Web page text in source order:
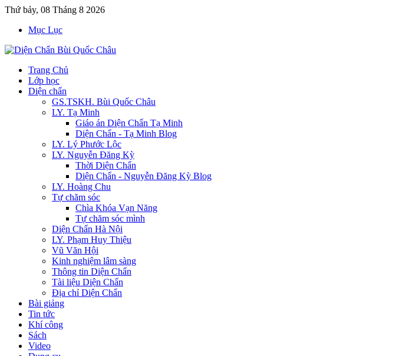
Thứ bảy, 08 Tháng 8 2026
Mục Lục
Trang Chủ
Lớp học
Diện chẩn
GS.TSKH. Bùi Quốc Châu
LY. Tạ Minh
Giáo án Diện Chẩn Tạ Minh
Diện Chẩn - Tạ Minh Blog
LY. Lý Phước Lộc
LY. Nguyễn Đăng Kỳ
Thời Diện Chẩn
Diện Chẩn - Nguyễn Đăng Kỳ Blog
LY. Hoàng Chu
Tự chăm sóc
Chìa Khóa Vạn Năng
Tự chăm sóc mình
Diện Chẩn Hà Nội
LY. Phạm Huy Thiệu
Vũ Văn Hội
Kinh nghiệm lâm sàng
Thông tin Diện Chẩn
Tài liệu Diện Chẩn
Địa chỉ Diện Chẩn
Bài giảng
Tin tức
Khí công
Sách
Video